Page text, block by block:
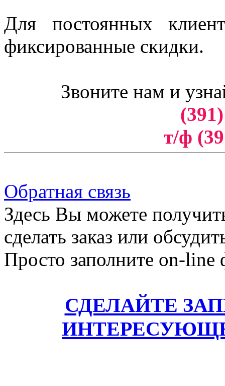
Для постоянных
фиксированные скидки.
Звоните нам и
т/ф
Обратная связь
Здесь Вы можете
сделать заказ или
Просто заполните on-
СДЕЛАЙТЕ